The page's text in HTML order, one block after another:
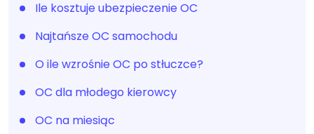
Ile kosztuje ubezpieczenie OC
Najtańsze OC samochodu
O ile wzrośnie OC po stłuczce?
OC dla młodego kierowcy
OC na miesiąc